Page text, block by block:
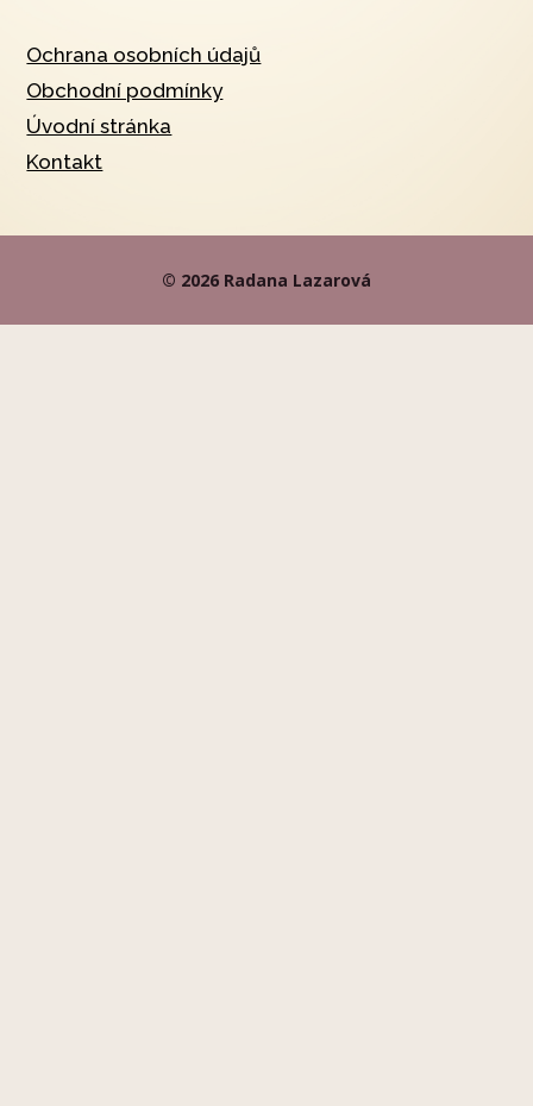
Ochrana osobních údajů
Obchodní podmínky
Úvodní stránka
Kontakt
© 2026 Radana Lazarová